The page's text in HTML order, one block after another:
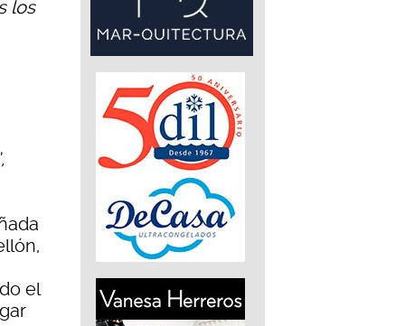
los
el